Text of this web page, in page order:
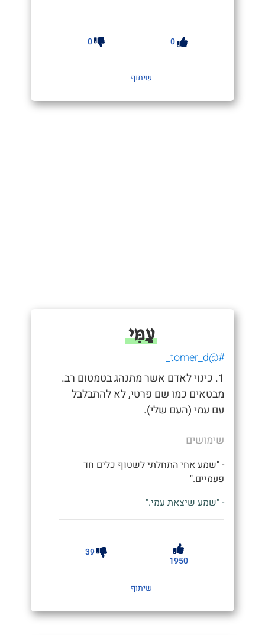
0
0
שיתוף
עַמִּי
#@tomer_d_
1. כינוי לאדם אשר מתנהג בטמטום רב.
מבטאים כמו שם פרטי, לא להתבלבל
עם עמי (העם שלי).
שימושים
- "שמע אחי התחלתי לשטוף כלים חד
פעמיים."
- "שמע שיצאת עמי."
1950
39
שיתוף